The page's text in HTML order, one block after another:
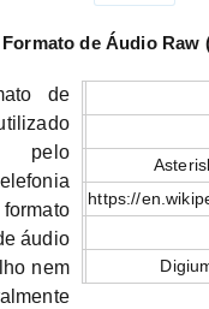
de Áudio Raw
https://
de
pelo
áudio
nem